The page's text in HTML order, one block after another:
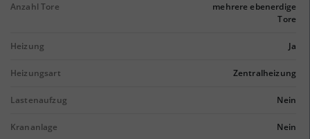
Anzahl Tore
mehrere ebenerdige
Tore
Heizung Ja
Heizungsart Zentralheizung
Lastenaufzug Nein
Krananlage Nein